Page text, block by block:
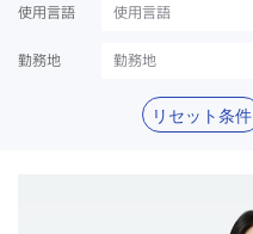
使用言語 使用言語
勤務地 勤務地
リセット条件